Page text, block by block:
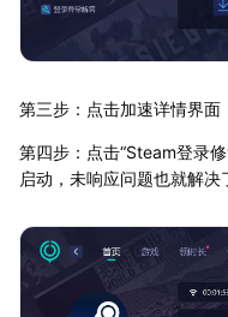
第三步：点击加速详情界面
第四步：点击“Steam登录
启动，未响应问题也就解决